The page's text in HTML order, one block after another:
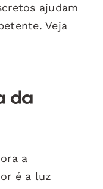
ajudam
Veja
da
a
é a luz